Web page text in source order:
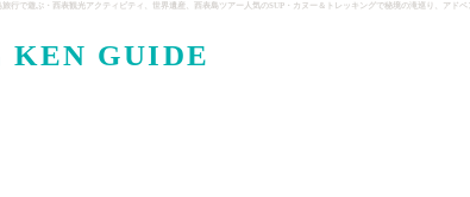
行で遊ぶ・西表観光アクティビティ、世界遺産、西表島ツアー人気のSUP・カヌー＆トレッキングで秘境の滝巡り、ア
KEN GUIDE